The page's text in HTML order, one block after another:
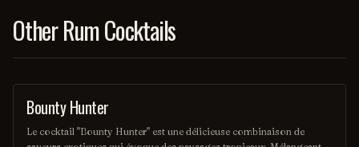
Other Rum Cocktails
COCKTAIL
Bounty Hunter
Le cocktail "Bounty Hunter" est une délicieuse combinaison de